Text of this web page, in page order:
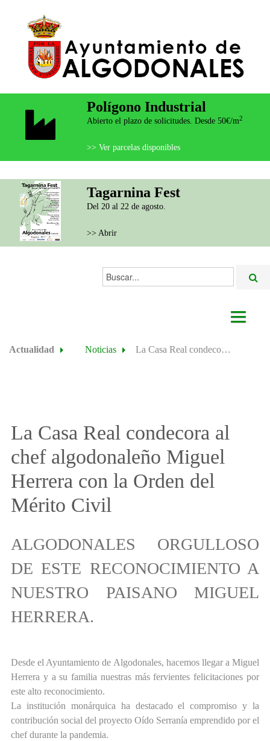
Polígono Industrial
Abierto el plazo de solicitudes. Desde 50€/m2
>> Ver parcelas disponibles
Tagarnina Fest
Del 20 al 22 de agosto.
>> Abrir
Buscar...
AYUNTAMIENTO
Actualidad Noticias La Casa Real condecora al chef algodonaleño Miguel Herrera con la Orden del Mérito Civil
La Casa Real condecora al
chef algodonaleño Miguel
Herrera con la Orden del
Mérito Civil
ALGODONALES ORGULLOSO
DE ESTE RECONOCIMIENTO A
NUESTRO PAISANO MIGUEL
HERRERA.
Desde el Ayuntamiento de Algodonales, hacemos llegar a Miguel
Herrera y a su familia nuestras más fervientes felicitaciones por
este alto reconocimiento.
La institución monárquica ha destacado el compromiso y la
contribución social del proyecto Oído Serranía emprendido por el
chef durante la pandemia.